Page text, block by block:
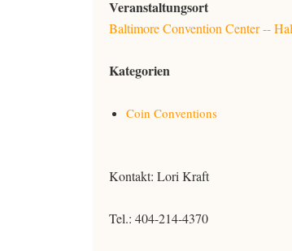
Veranstaltungsort
Baltimore Convention Center --
Kategorien
Coin Conventions
Kontakt: Lori Kraft
Tel.: 404-214-4370